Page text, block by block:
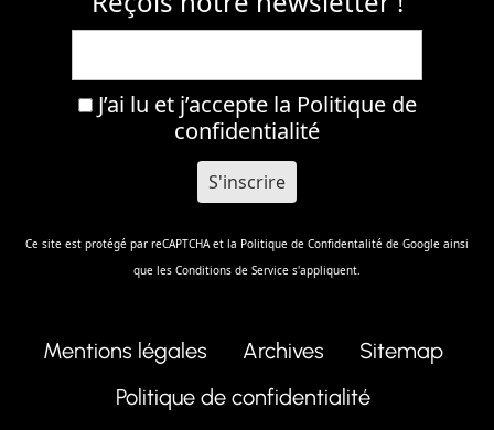
J’ai lu et j’accepte la Politique de
confidentialité
Ce site est protégé par reCAPTCHA et la Politique de Confidentalité de Google ainsi
que les Conditions de Service s'appliquent.
Mentions légales Archives
Sitemap
Politique de confidentialité